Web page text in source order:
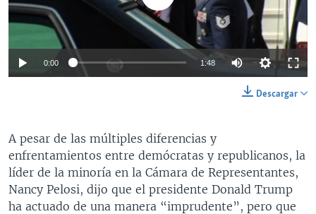
0:00 1:48
Descargar
​A pesar de las múltiples diferencias y
enfrentamientos entre demócratas y republicanos, la
líder de la minoría en la Cámara de Representantes,
Nancy Pelosi, dijo que el presidente Donald Trump
ha actuado de una manera “imprudente”, pero que